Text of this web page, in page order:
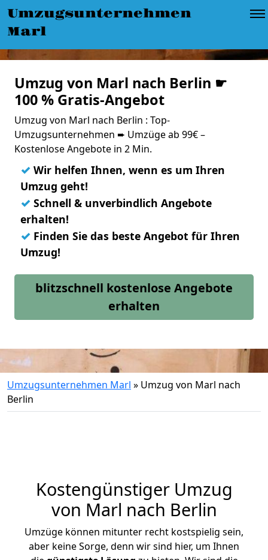
Umzugsunternehmen
Marl
Umzug von Marl nach Berlin ☛
100 % Gratis-Angebot
Umzug von Marl nach Berlin : Top-
Umzugsunternehmen ➨ Umzüge ab 99€ –
Kostenlose Angebote in 2 Min.
✓ Wir helfen Ihnen, wenn es um Ihren
Umzug geht!
✓ Schnell & unverbindlich Angebote
erhalten!
✓ Finden Sie das beste Angebot für Ihren
Umzug!
blitzschnell kostenlose Angebote
erhalten
Umzugsunternehmen Marl » Umzug von Marl nach
Berlin
Kostengünstiger Umzug
von Marl nach Berlin
Umzüge können mitunter recht kostspielig sein,
aber keine Sorge, denn wir sind hier, um Ihnen